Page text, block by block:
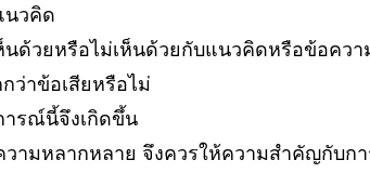
นวคิด
ด้วยหรือไม่เห็นด้วยกับแนวคิดหรือข้อควา
ว่าข้อเสียหรือไม่
ารณ์นี้จึงเกิดขึ้น
วามหลากหลาย จึงควรให้ความสำคัญกับก